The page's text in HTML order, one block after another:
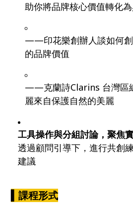
助你將品牌核心價值轉化為
——印花樂創辦人談如何
的品牌價值
——克蘭詩Clarins 台灣區
麗來自保護自然的美麗
工具操作與分組討論，聚焦
透過顧問引導下，進行共創
建議
▍課程形式